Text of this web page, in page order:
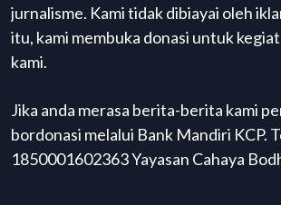
jurnalisme. Kami tidak dibiayai oleh
itu, kami membuka donasi untuk
kami.
Jika anda merasa berita-berita kami
bordonasi melalui Bank Mandiri KCP.
1850001602363 Yayasan Cahaya